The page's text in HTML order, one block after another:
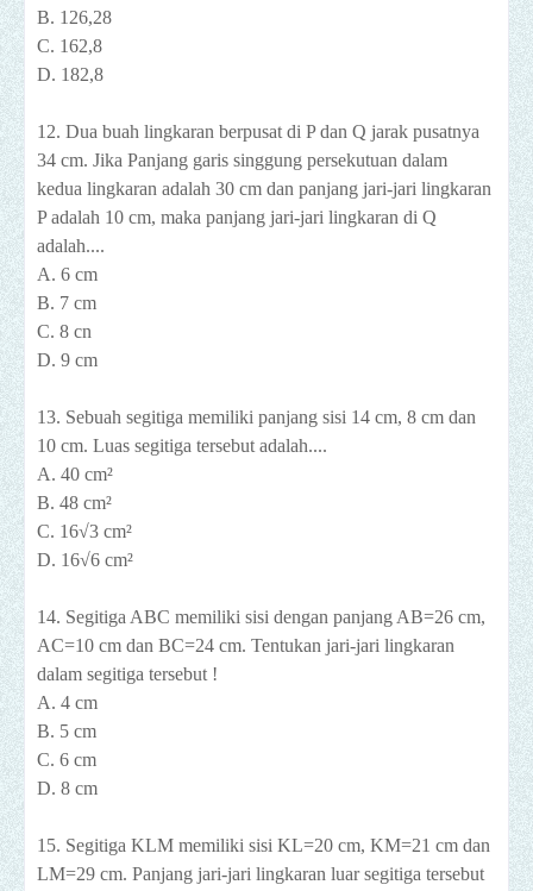
B. 126,28
C. 162,8
D. 182,8
12. Dua buah lingkaran berpusat di P dan Q jarak pusatnya
34 cm. Jika Panjang garis singgung persekutuan dalam
kedua lingkaran adalah 30 cm dan panjang jari-jari lingkaran
P adalah 10 cm, maka panjang jari-jari lingkaran di Q
adalah....
A. 6 cm
B. 7 cm
C. 8 cn
D. 9 cm
13. Sebuah segitiga memiliki panjang sisi 14 cm, 8 cm dan
10 cm. Luas segitiga tersebut adalah....
A. 40 cm²
B. 48 cm²
C. 16√3 cm²
D. 16√6 cm²
14. Segitiga ABC memiliki sisi dengan panjang AB=26 cm,
AC=10 cm dan BC=24 cm. Tentukan jari-jari lingkaran
dalam segitiga tersebut !
A. 4 cm
B. 5 cm
C. 6 cm
D. 8 cm
15. Segitiga KLM memiliki sisi KL=20 cm, KM=21 cm dan
LM=29 cm. Panjang jari-jari lingkaran luar segitiga tersebut